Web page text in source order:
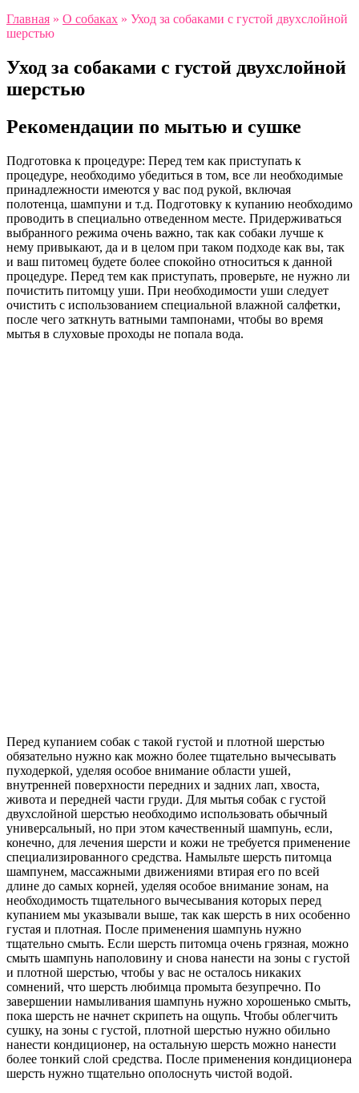
Главная » О собаках » Уход за собаками с густой двухслойной
шерстью
Уход за собаками с густой двухслойной
шерстью
Рекомендации по мытью и сушке
Подготовка к процедуре: Перед тем как приступать к
процедуре, необходимо убедиться в том, все ли необходимые
принадлежности имеются у вас под рукой, включая
полотенца, шампуни и т.д. Подготовку к купанию необходимо
проводить в специально отведенном месте. Придерживаться
выбранного режима очень важно, так как собаки лучше к
нему привыкают, да и в целом при таком подходе как вы, так
и ваш питомец будете более спокойно относиться к данной
процедуре. Перед тем как приступать, проверьте, не нужно ли
почистить питомцу уши. При необходимости уши следует
очистить с использованием специальной влажной салфетки,
после чего заткнуть ватными тампонами, чтобы во время
мытья в слуховые проходы не попала вода.
Перед купанием собак с такой густой и плотной шерстью
обязательно нужно как можно более тщательно вычесывать
пуходеркой, уделяя особое внимание области ушей,
внутренней поверхности передних и задних лап, хвоста,
живота и передней части груди. Для мытья собак с густой
двухслойной шерстью необходимо использовать обычный
универсальный, но при этом качественный шампунь, если,
конечно, для лечения шерсти и кожи не требуется применение
специализированного средства. Намыльте шерсть питомца
шампунем, массажными движениями втирая его по всей
длине до самых корней, уделяя особое внимание зонам, на
необходимость тщательного вычесывания которых перед
купанием мы указывали выше, так как шерсть в них особенно
густая и плотная. После применения шампунь нужно
тщательно смыть. Если шерсть питомца очень грязная, можно
смыть шампунь наполовину и снова нанести на зоны с густой
и плотной шерстью, чтобы у вас не осталось никаких
сомнений, что шерсть любимца промыта безупречно. По
завершении намыливания шампунь нужно хорошенько смыть,
пока шерсть не начнет скрипеть на ощупь. Чтобы облегчить
сушку, на зоны с густой, плотной шерстью нужно обильно
нанести кондиционер, на остальную шерсть можно нанести
более тонкий слой средства. После применения кондиционера
шерсть нужно тщательно ополоснуть чистой водой.